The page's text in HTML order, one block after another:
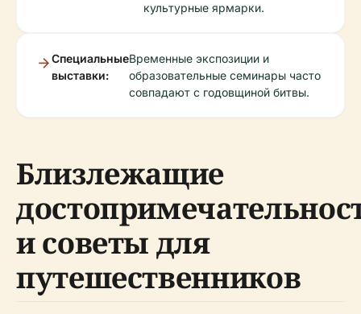
культурные ярмарки.
Специальные
выставки:
Временные экспозиции и
образовательные семинары часто
совпадают с годовщиной битвы.
Близлежащие
и советы для
путешественников